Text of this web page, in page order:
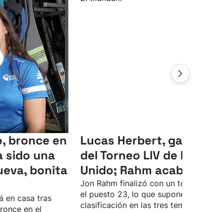
bronce en
sido una
bonita
en casa tras
en el
Lucas Herbert, ganador
del Torneo LIV de Reino
Unido; Rahm acaba 23º
Jon Rahm finalizó con un total de -4
el puesto 23, lo que supone su peor
clasificación en las tres temporadas